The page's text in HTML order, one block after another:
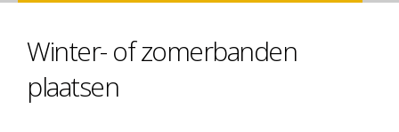
Winter- of zomerbanden
plaatsen